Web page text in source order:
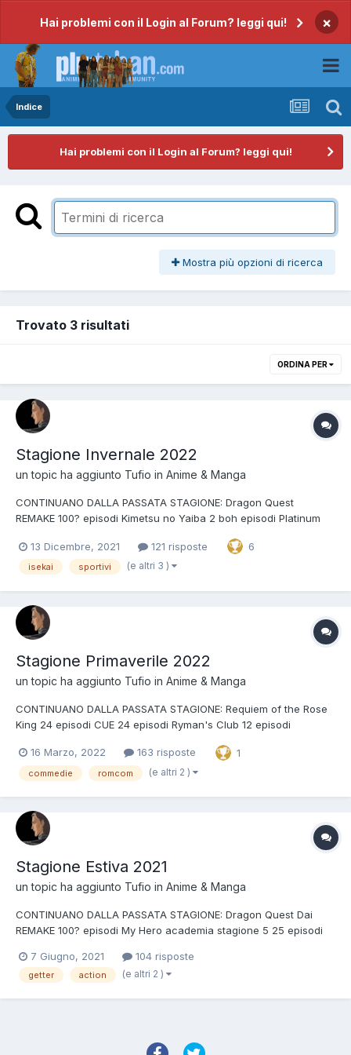
Hai problemi con il Login al Forum? leggi qui! ×
Indice
Hai problemi con il Login al Forum? leggi qui!
Mostra più opzioni di ricerca
Trovato 3 risultati
ORDINA PER
Stagione Invernale 2022
un topic ha aggiunto Tufio in Anime & Manga
CONTINUANO DALLA PASSATA STAGIONE: Dragon Quest
REMAKE 100? episodi Kimetsu no Yaiba 2 boh episodi Platinum
episodi Shaman King REMAKE 52 episodi Lupin III: Parte 6 24
episodi Precure Tropicali daranno la staffetta a Precure Ma...
13 Dicembre, 2021 121 risposte 6
isekai sportivi (e altri 3 )
Stagione Primaverile 2022
un topic ha aggiunto Tufio in Anime & Manga
CONTINUANO DALLA PASSATA STAGIONE: Requiem of the Rose
King 24 episodi CUE 24 episodi Ryman's Club 12 episodi
precure/conan/detectiveculo/onepiece/etc 5161361 episodi 86
boh episodi NUOVE STAGIONI: Tate no Yuus...
16 Marzo, 2022 163 risposte 1
commedie romcom (e altri 2 )
Stagione Estiva 2021
un topic ha aggiunto Tufio in Anime & Manga
CONTINUANO DALLA PASSATA STAGIONE: Dragon Quest Dai
REMAKE 100? episodi My Hero academia stagione 5 25 episodi
Iruma-kun seconda stagione 21 episodi Eden Zero 25 episodi
Blue Reflection Ray 24 episodi Kingdom terza stagio...
7 Giugno, 2021 104 risposte
getter action (e altri 2 )